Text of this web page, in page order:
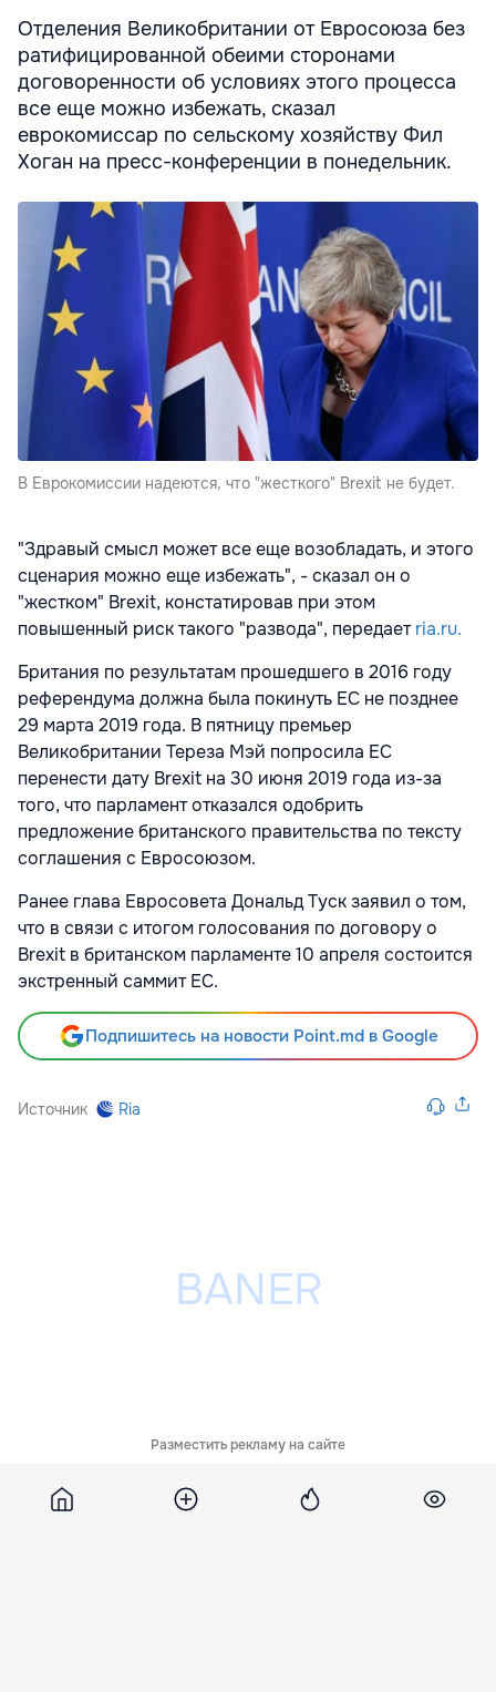
Отделения Великобритании от Евросоюза без
ратифицированной обеими сторонами
договоренности об условиях этого процесса
все еще можно избежать, сказал
еврокомиссар по сельскому хозяйству Фил
Хоган на пресс-конференции в понедельник.
В Еврокомиссии надеются, что "жесткого" Brexit не будет.
"Здравый смысл может все еще возобладать, и этого
сценария можно еще избежать", - сказал он о
"жестком" Brexit, констатировав при этом
повышенный риск такого "развода", передаетria.ru.
Британия по результатам прошедшего в 2016 году
референдума должна была покинуть ЕС не позднее
29 марта 2019 года. В пятницу премьер
Великобритании Тереза Мэй попросила ЕС
перенести дату Brexit на 30 июня 2019 года из-за
того, что парламент отказался одобрить
предложение британского правительства по тексту
соглашения с Евросоюзом.
Ранее глава Евросовета Дональд Туск заявил о том,
что в связи с итогом голосования по договору о
Brexit в британском парламенте 10 апреля состоится
экстренный саммит ЕС.
Подпишитесь на новости Point.md в Google
Источник Ria
Разместить рекламу на сайте
Похожие новости